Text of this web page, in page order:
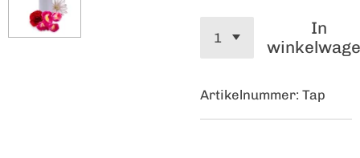
In
Artikelnummer: Tap